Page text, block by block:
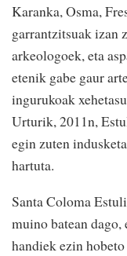
Karanka, Osma,
garrantzitsuak izan
arkeologoek, eta
etenik gabe gaur
ingurukoak
Urturik, 2011n,
egin zuten
hartuta.
Santa Coloma
muino batean
handiek ezin